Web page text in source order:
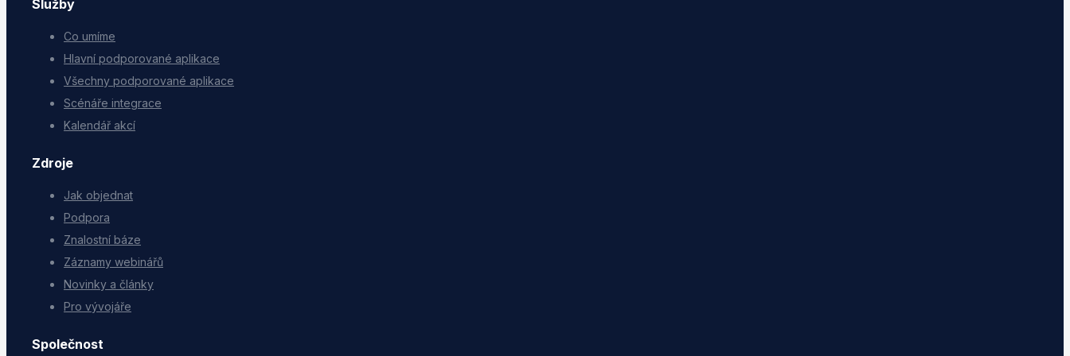
Služby
Co umíme
Hlavní podporované aplikace
Všechny podporované aplikace
Scénáře integrace
Kalendář akcí
Zdroje
Jak objednat
Podpora
Znalostní báze
Záznamy webinářů
Novinky a články
Pro vývojáře
Společnost